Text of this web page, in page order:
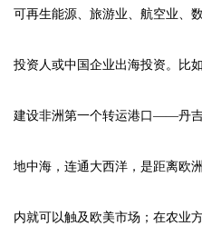
可再生能源、旅游业、航空业、
投资人或中国企业出海投资。比
建设非洲第一个转运港口——丹
地中海，连通大西洋，是距离欧
内就可以触及欧美市场；在农业